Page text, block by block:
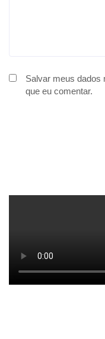
Salvar meus dados
que eu comentar.